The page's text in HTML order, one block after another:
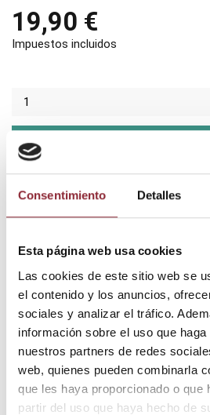
Consentimiento Detalles
Esta página web usa cookies
Las cookies de este sitio web se
el contenido y los anuncios,
sociales y analizar el tráfico.
información sobre el uso que
nuestros partners de redes
web, quienes pueden combinarla
que les haya proporcionado o que
partir del uso que haya hecho de
19,90 €
Impuestos incluidos
Envío gratis
Pago
Entrega
DESCUBRE NUESTRA